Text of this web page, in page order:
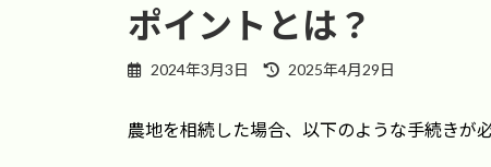
ポイントとは？
2024年3月3日
最
新
2025年4月29日
農地を相続した場合、以下のような手続きが